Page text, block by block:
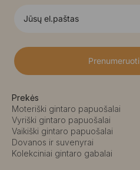
Prenumeruoti
Prekės
Moteriški gintaro papuošalai
Vyriški gintaro papuošalai
Vaikiški gintaro papuošalai
Dovanos ir suvenyrai
Kolekciniai gintaro gabalai